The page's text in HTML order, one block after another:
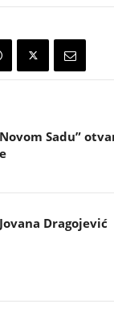
Sadu”
Jovana Dragojević